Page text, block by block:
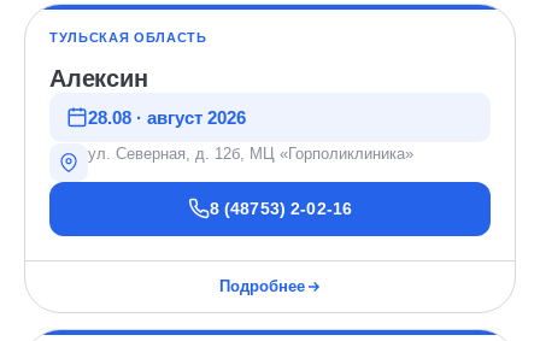
ТУЛЬСКАЯ ОБЛАСТЬ
Алексин
28.08 · август 2026
ул. Северная, д. 12б, МЦ «Горполиклиника»
8 (48753) 2-02-16
Подробнее